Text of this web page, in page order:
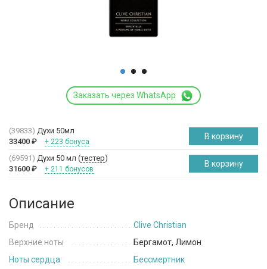
Заказать через WhatsApp
(39833) Духи 50мл
33400 ₽ + 223 бонуса
В корзину
(69591) Духи 50 мл (тестер)
31600 ₽ + 211 бонусов
В корзину
Описание
Бренд
Clive Christian
Верхние ноты
Бергамот, Лимон
Ноты сердца
Бессмертник